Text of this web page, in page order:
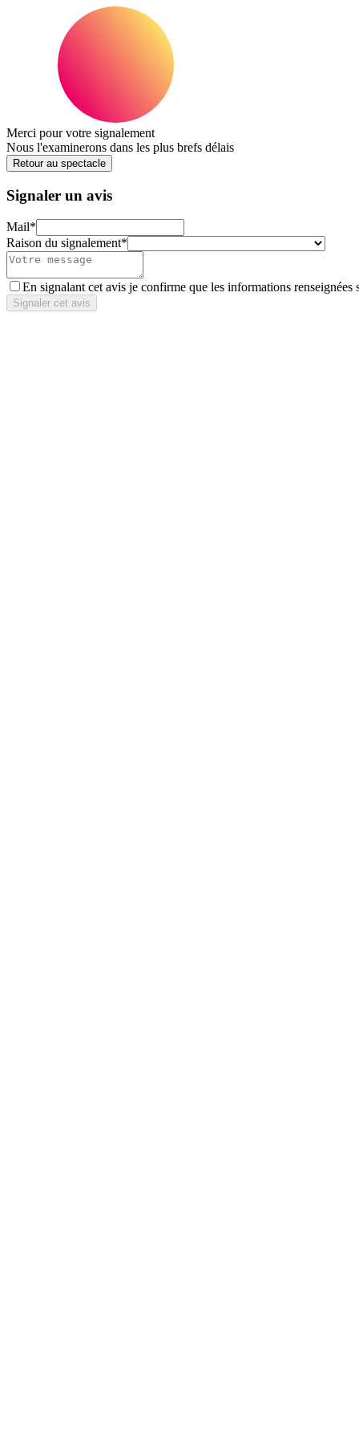
Merci pour votre signalement
Nous l'examinerons dans les plus brefs délais
Retour au spectacle
Signaler un avis
Mail*
Raison du signalement*
En signalant cet avis je confirme que les informations renseignées
Signaler cet avis